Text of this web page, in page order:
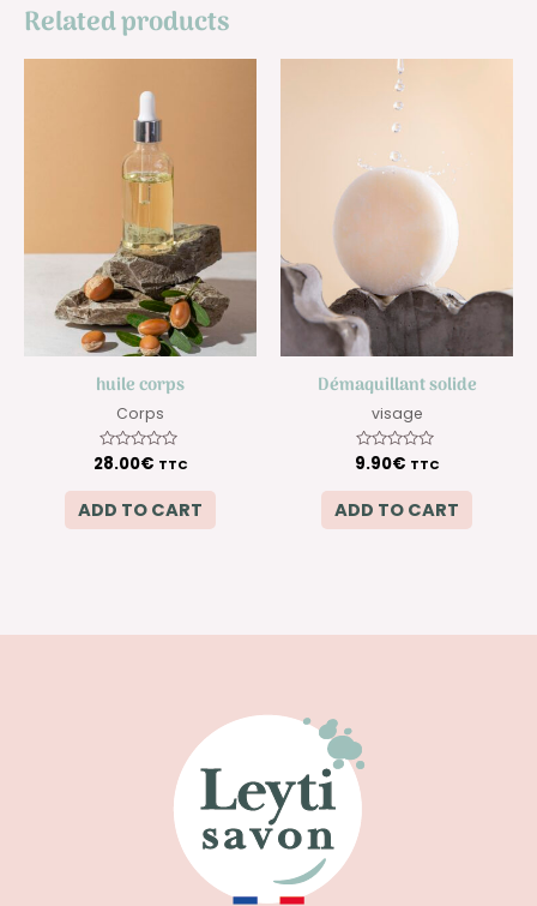
Related products
huile corps
Corps
Rated
0
out
of
5
28.00€ TTC
ADD TO CART
Démaquillant solide
visage
Rated
0
out
of
5
9.90€ TTC
ADD TO CART